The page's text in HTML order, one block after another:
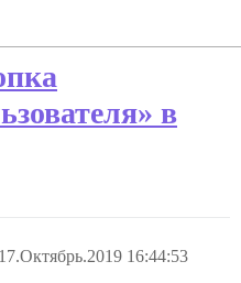
в
17.Октябрь.2019 16:44:53